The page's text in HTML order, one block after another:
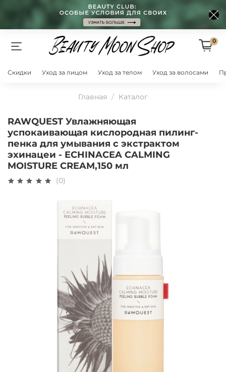
0
Скидки Уход за лицом Уход за телом Уход за волосами
Главная Каталог
RAWQUEST Увлажняющая
успокаивающая кислородная пилинг-
пенка для умывания с экстрактом
эхинацеи - ECHINACEA CALMING
MOISTURE CREAM,150 мл
(0)